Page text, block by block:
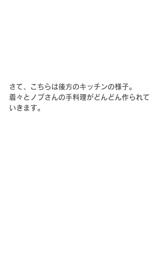
さて、こちらは後方のキッチンの様子。
着々とノブさんの手料理がどんどん作られて
いきます。